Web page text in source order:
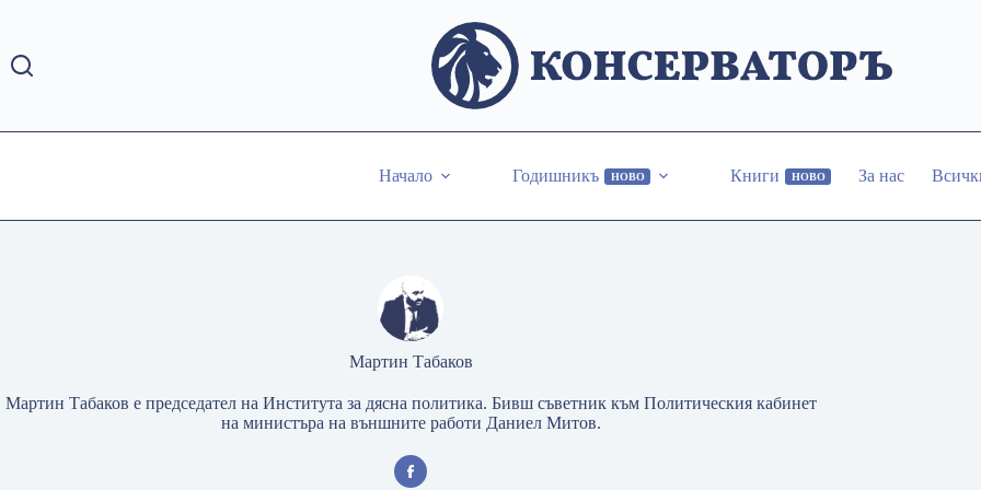
Начало Годишникъ НОВО Книги НОВО За нас
Мартин Табаков
Мартин Табаков е председател на Института за дясна политика. Бивш съветник към Политическия кабинет
на министъра на външните работи Даниел Митов.